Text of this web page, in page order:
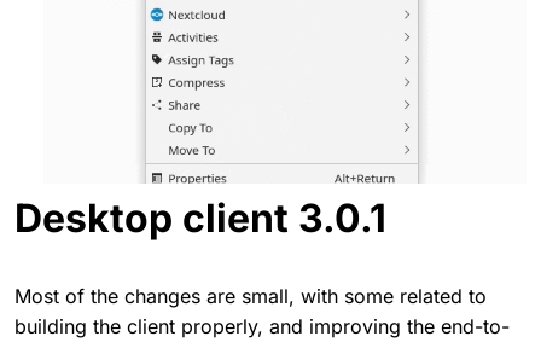
Desktop client 3.0.1
Most of the changes are small, with some related to
building the client properly, and improving the end-to-